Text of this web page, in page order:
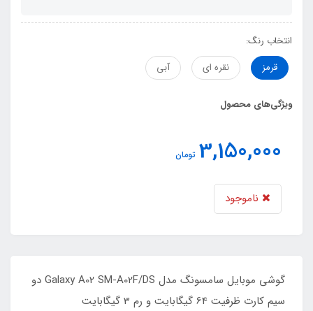
انتخاب رنگ:
قرمز
نقره ای آبی
ویژگی‌های محصول
3,150,000 تومان
ناموجود
گوشی موبایل سامسونگ مدل Galaxy A02 SM-A02F/DS دو
سیم کارت ظرفیت 64 گیگابایت و رم 3 گیگابایت